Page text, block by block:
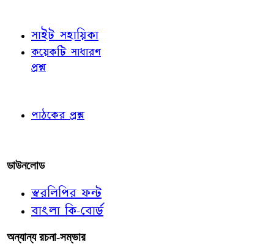
সাইট সহায়িকা
কয়েকটি সাধারণ
প্রশ্ন
পাঠকের প্রশ্ন
ডাউনলোড
স্বরলিপির ফন্ট
বাংলা কি-বোর্ড
অন্যান্য রচনা-সম্ভার